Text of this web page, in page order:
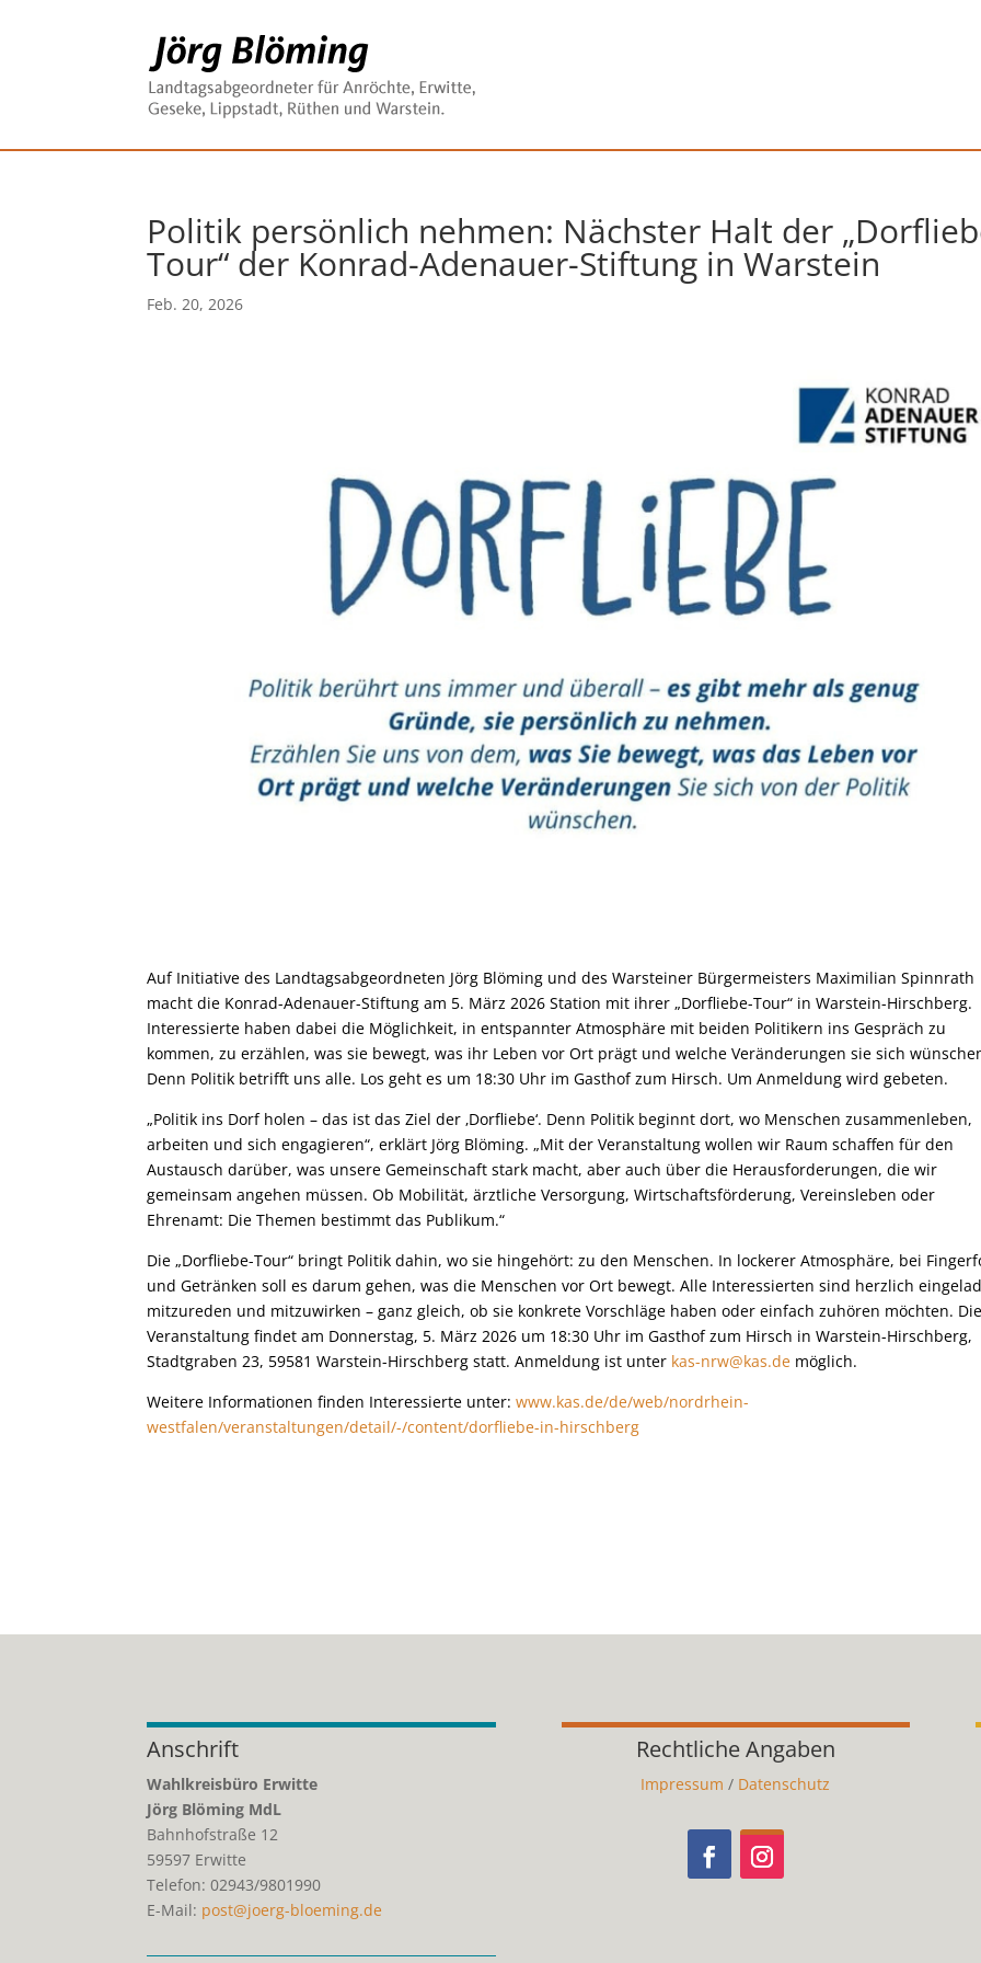
Politik persönlich nehmen: Nächster Halt der
Tour“ der Konrad-Adenauer-Stiftung in Warstein
Feb. 20, 2026
Auf Initiative des Landtagsabgeordneten Jörg Blöming und des Warsteiner Bürgermeisters Maximilian Spinnrath
macht die Konrad-Adenauer-Stiftung am 5. März 2026 Station mit ihrer „Dorfliebe-Tour“ in Warstein-Hirschberg.
Interessierte haben dabei die Möglichkeit, in entspannter Atmosphäre mit beiden Politikern ins Gespräch zu
kommen, zu erzählen, was sie bewegt, was ihr Leben vor Ort prägt und welche Veränderungen sie sich
Denn Politik betrifft uns alle. Los geht es um 18:30 Uhr im Gasthof zum Hirsch. Um Anmeldung wird gebeten.
„Politik ins Dorf holen – das ist das Ziel der ‚Dorfliebe‘. Denn Politik beginnt dort, wo Menschen zusammenleben,
arbeiten und sich engagieren“, erklärt Jörg Blöming. „Mit der Veranstaltung wollen wir Raum schaffen für den
Austausch darüber, was unsere Gemeinschaft stark macht, aber auch über die Herausforderungen, die wir
gemeinsam angehen müssen. Ob Mobilität, ärztliche Versorgung, Wirtschaftsförderung, Vereinsleben oder
Ehrenamt: Die Themen bestimmt das Publikum.“
Die „Dorfliebe-Tour“ bringt Politik dahin, wo sie hingehört: zu den Menschen. In lockerer Atmosphäre, bei
und Getränken soll es darum gehen, was die Menschen vor Ort bewegt. Alle Interessierten sind herzlich
mitzureden und mitzuwirken – ganz gleich, ob sie konkrete Vorschläge haben oder einfach zuhören möchten. Die
Veranstaltung findet am Donnerstag, 5. März 2026 um 18:30 Uhr im Gasthof zum Hirsch in Warstein-Hirschberg,
Stadtgraben 23, 59581 Warstein-Hirschberg statt. Anmeldung ist unter kas-nrw@kas.de möglich.
Weitere Informationen finden Interessierte unter:www.kas.de/de/web/nordrhein-
westfalen/veranstaltungen/detail/-/content/dorfliebe-in-hirschberg
Anschrift
Wahlkreisbüro Erwitte
Jörg Blöming MdL
Bahnhofstraße 12
59597 Erwitte
Telefon: 02943/9801990
E-Mail: post@joerg-bloeming.de
Rechtliche Angaben
Impressum / Datenschutz